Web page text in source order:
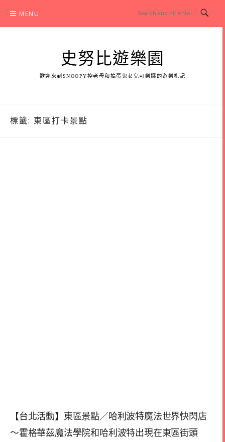
content
MENU
史努比遊樂園
歡迎來到SNOOPY控老母和搗蛋鬼女兒可樂娜的遊樂札記
標籤: 東區打卡景點
【台北活動】東區景點／哈利波特魔法世界快閃店
～霍格華茲魔法學院和哈利波特出現在東區街頭